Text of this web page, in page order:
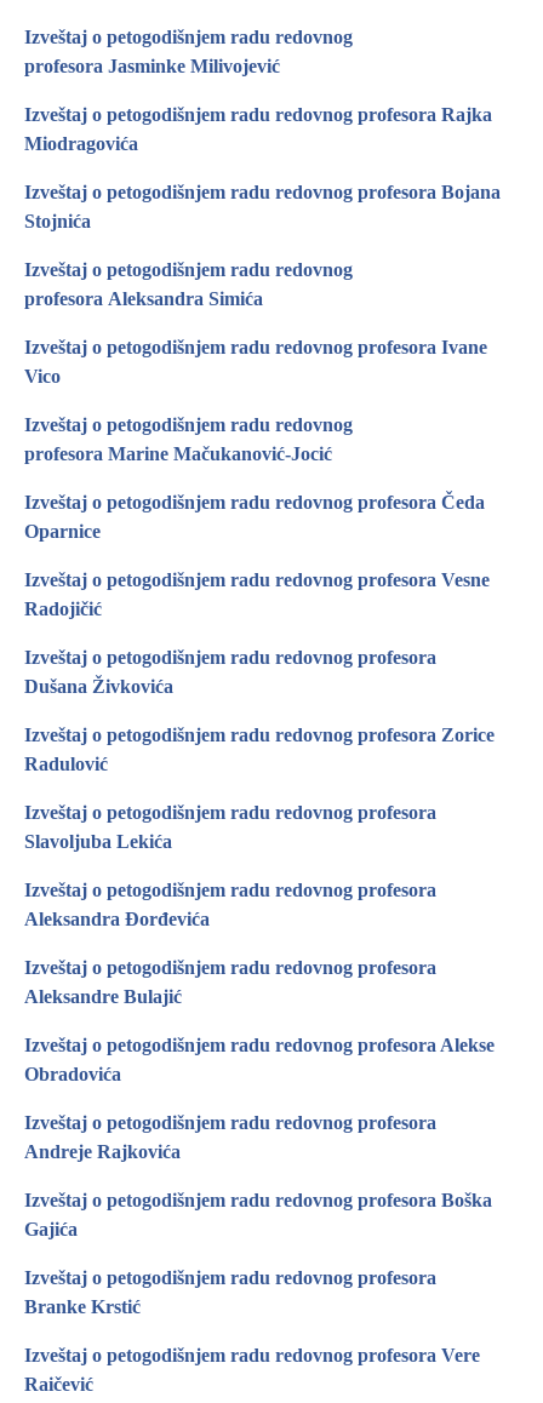
Izveštaj o petogodišnjem radu redovnog
profesora Jasminke Milivojević
Izveštaj o petogodišnjem radu redovnog profesora Rajka
Miodragovića
Izveštaj o petogodišnjem radu redovnog profesora Bojana
Stojnića
Izveštaj o petogodišnjem radu redovnog
profesora Aleksandra Simića
Izveštaj o petogodišnjem radu redovnog profesora Ivane
Vico
Izveštaj o petogodišnjem radu redovnog
profesora Marine Mačukanović-Jocić
Izveštaj o petogodišnjem radu redovnog profesora Čeda
Oparnice
Izveštaj o petogodišnjem radu redovnog profesora Vesne
Radojičić
Izveštaj o petogodišnjem radu redovnog profesora
Dušana Živkovića
Izveštaj o petogodišnjem radu redovnog profesora Zorice
Radulović
Izveštaj o petogodišnjem radu redovnog profesora
Slavoljuba Lekića
Izveštaj o petogodišnjem radu redovnog profesora
Aleksandra Đorđevića
Izveštaj o petogodišnjem radu redovnog profesora
Aleksandre Bulajić
Izveštaj o petogodišnjem radu redovnog profesora Alekse
Obradovića
Izveštaj o petogodišnjem radu redovnog profesora
Andreje Rajkovića
Izveštaj o petogodišnjem radu redovnog profesora Boška
Gajića
Izveštaj o petogodišnjem radu redovnog profesora
Branke Krstić
Izveštaj o petogodišnjem radu redovnog profesora Vere
Raičević